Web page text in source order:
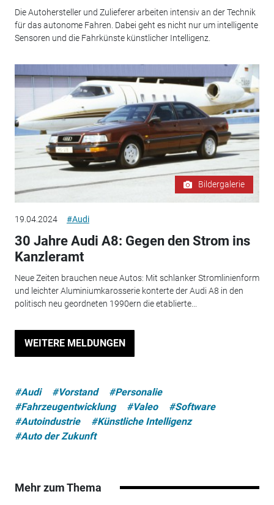
Die Autohersteller und Zulieferer arbeiten intensiv an der Technik
für das autonome Fahren. Dabei geht es nicht nur um intelligente
Sensoren und die Fahrkünste künstlicher Intelligenz.
Bildergalerie
19.04.2024 #Audi
30 Jahre Audi A8: Gegen den Strom ins
Kanzleramt
Neue Zeiten brauchen neue Autos: Mit schlanker Stromlinienform
und leichter Aluminiumkarosserie konterte der Audi A8 in den
politisch neu geordneten 1990ern die etablierte...
WEITERE MELDUNGEN
#Audi #Vorstand
#Personalie
#Fahrzeugentwicklung
#Valeo
#Software
#Autoindustrie
#Künstliche Intelligenz
#Auto der Zukunft
Mehr zum Thema